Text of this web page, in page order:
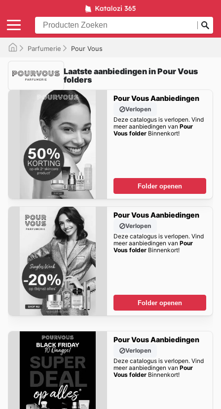
Parfumerie Pour Vous
Laatste aanbiedingen in Pour Vous
folders
Pour Vous Aanbiedingen
Verlopen
Deze catalogus is verlopen. Vind
meer aanbiedingen van Pour
Vous folderBinnenkort!
Folder openen
Pour Vous Aanbiedingen
Verlopen
Deze catalogus is verlopen. Vind
meer aanbiedingen van Pour
Vous folderBinnenkort!
Folder openen
Pour Vous Aanbiedingen
Verlopen
Deze catalogus is verlopen. Vind
meer aanbiedingen van Pour
Vous folderBinnenkort!